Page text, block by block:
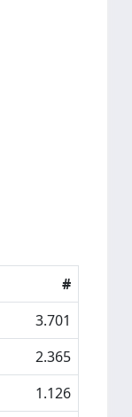
#
3.701
2.365
1.126